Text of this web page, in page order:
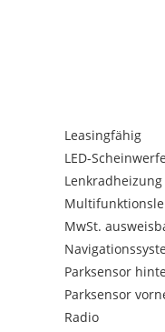
Leasingfähig
LED-
Lenkradheizung
MwSt.
Parksensor
Parksensor
Radio